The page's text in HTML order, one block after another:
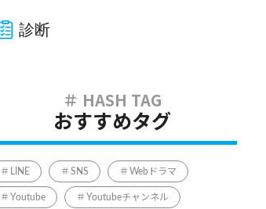
診断
おすすめタグ
LINE SNS Webドラマ
Youtube Youtubeチャンネル